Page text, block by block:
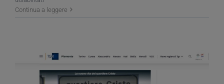
Don
delle
scuole
“Risorsa
Continua a leggere